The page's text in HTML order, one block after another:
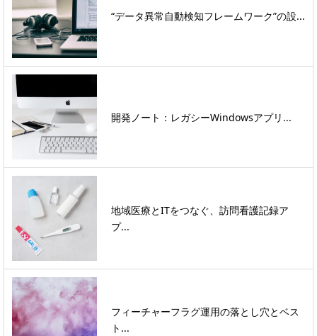
“データ異常自動検知フレームワーク”の設...
開発ノート：レガシーWindowsアプリ...
地域医療とITをつなぐ、訪問看護記録ア
プ...
フィーチャーフラグ運用の落とし穴とベス
ト...